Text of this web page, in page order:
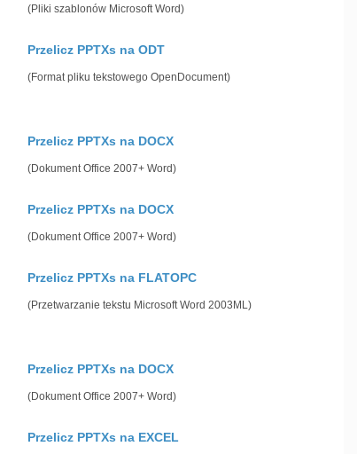
(Pliki szablonów Microsoft Word)
Przelicz PPTXs na ODT
(Format pliku tekstowego OpenDocument)
Przelicz PPTXs na DOCX
(Dokument Office 2007+ Word)
Przelicz PPTXs na DOCX
(Dokument Office 2007+ Word)
Przelicz PPTXs na FLATOPC
(Przetwarzanie tekstu Microsoft Word 2003ML)
Przelicz PPTXs na DOCX
(Dokument Office 2007+ Word)
Przelicz PPTXs na EXCEL